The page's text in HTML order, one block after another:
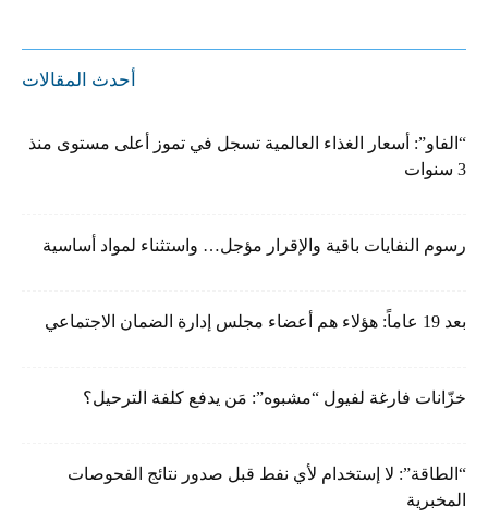
أحدث المقالات
“الفاو”: أسعار الغذاء العالمية تسجل في تموز أعلى مستوى منذ
3 سنوات
رسوم النفايات باقية والإقرار مؤجل… واستثناء لمواد أساسية
بعد 19 عاماً: هؤلاء هم أعضاء مجلس إدارة الضمان الاجتماعي
خزّانات فارغة لفيول “مشبوه”: مَن يدفع كلفة الترحيل؟
“الطاقة”: لا إستخدام لأي نفط قبل صدور نتائج الفحوصات
المخبرية